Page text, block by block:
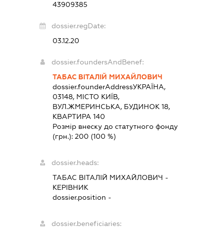
43909385
dossier.regDate:
03.12.20
dossier.foundersAndBenef:
ТАБАС ВІТАЛІЙ МИХАЙЛОВИЧ
dossier.founderAddressУКРАЇНА,
03148, МІСТО КИЇВ,
ВУЛ.ЖМЕРИНСЬКА, БУДИНОК 18,
КВАРТИРА 140
Розмір внеску до статутного фонду
(грн.):200 (100 %)
dossier.heads:
ТАБАС ВІТАЛІЙ МИХАЙЛОВИЧ -
КЕРІВНИК
dossier.position -
dossier.beneficiaries: